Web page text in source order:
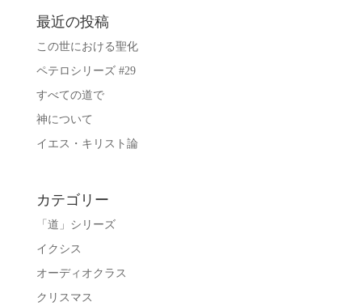
最近の投稿
この世における聖化
ペテロシリーズ #29
すべての道で
神について
イエス・キリスト論
カテゴリー
「道」シリーズ
イクシス
オーディオクラス
クリスマス